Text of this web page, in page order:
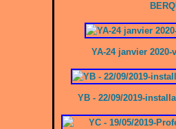
YA-24 janvier
YB - 22/09/2019-